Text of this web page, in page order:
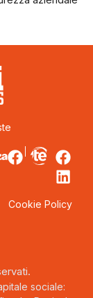
Cookie Policy
sociale: